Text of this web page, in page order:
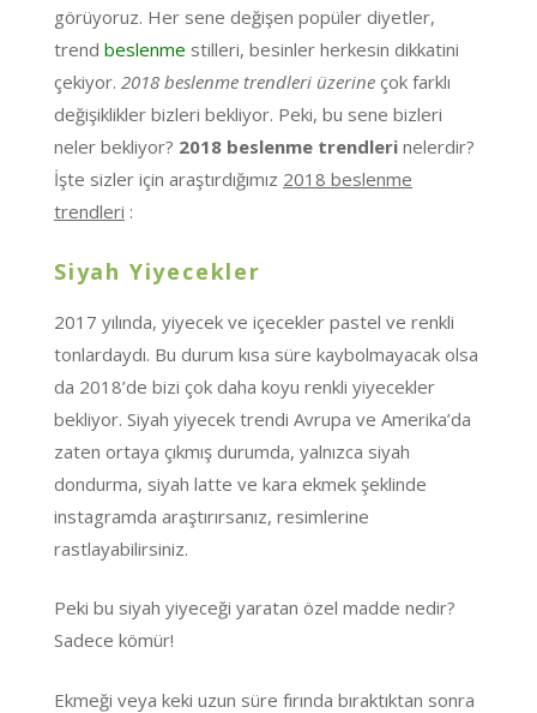
görüyoruz. Her sene değişen popüler diyetler,
trend beslenme stilleri, besinler herkesin dikkatini
çekiyor. 2018 beslenme trendleri üzerine çok farklı
değişiklikler bizleri bekliyor. Peki, bu sene bizleri
neler bekliyor? 2018 beslenme trendleri nelerdir?
İşte sizler için araştırdığımız 2018 beslenme
trendleri :
Siyah Yiyecekler
2017 yılında, yiyecek ve içecekler pastel ve renkli
tonlardaydı. Bu durum kısa süre kaybolmayacak olsa
da 2018’de bizi çok daha koyu renkli yiyecekler
bekliyor. Siyah yiyecek trendi Avrupa ve Amerika’da
zaten ortaya çıkmış durumda, yalnızca siyah
dondurma, siyah latte ve kara ekmek şeklinde
instagramda araştırırsanız, resimlerine
rastlayabilirsiniz.
Peki bu siyah yiyeceği yaratan özel madde nedir?
Sadece kömür!
Ekmeği veya keki uzun süre fırında bıraktıktan sonra